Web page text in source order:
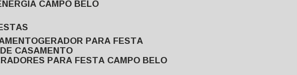
CAMPO BELO
GERADOR PARA FESTA
CASAMENTO
PARA FESTA CAMPO BELO